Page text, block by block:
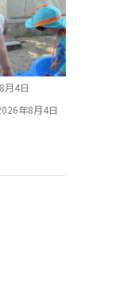
月4日
年8月4日